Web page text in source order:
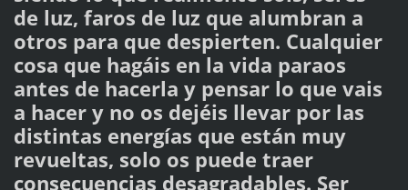
de luz, faros de luz que alumbran a
otros para que despierten. Cualquier
cosa que hagáis en la vida paraos
antes de hacerla y pensar lo que vais
a hacer y no os dejéis llevar por las
distintas energías que están muy
revueltas, solo os puede traer
consecuencias desagradables. Ser